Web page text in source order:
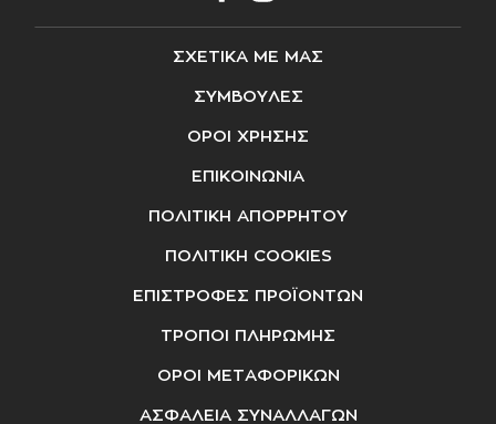
ΣΧΕΤΙΚΑ ΜΕ ΜΑΣ
ΣΥΜΒΟΥΛΕΣ
ΟΡΟΙ ΧΡΗΣΗΣ
ΕΠΙΚΟΙΝΩΝΙΑ
ΠΟΛΙΤΙΚΗ ΑΠΟΡΡΗΤΟΥ
ΠΟΛΙΤΙΚΗ COOKIES
ΕΠΙΣΤΡΟΦΕΣ ΠΡΟΪΟΝΤΩΝ
ΤΡΟΠΟΙ ΠΛΗΡΩΜΗΣ
ΟΡΟΙ ΜΕΤΑΦΟΡΙΚΩΝ
ΑΣΦΑΛΕΙΑ ΣΥΝΑΛΛΑΓΩΝ